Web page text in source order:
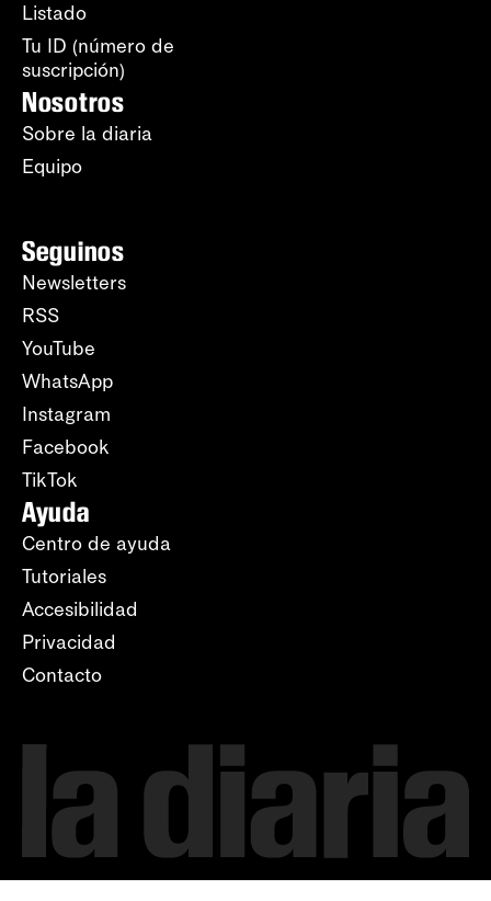
Listado
Tu ID (número de
suscripción)
Nosotros
Sobre la diaria
Equipo
Seguinos
Newsletters
RSS
YouTube
WhatsApp
Instagram
Facebook
TikTok
Ayuda
Centro de ayuda
Tutoriales
Accesibilidad
Privacidad
Contacto